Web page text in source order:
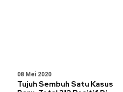
08 Mei 2020
Tujuh Sembuh Satu Kasus